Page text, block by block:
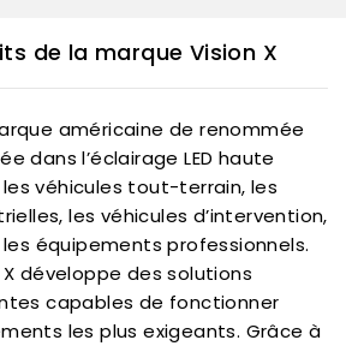
de la marque Vision X
américaine de renommée
dans l’éclairage LED haute
véhicules tout-terrain, les
les véhicules d’intervention,
équipements professionnels.
X développe des solutions
capables de fonctionner
les plus exigeants. Grâce à